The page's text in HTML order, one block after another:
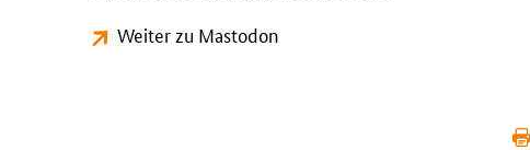
Weiter zu Mastodon